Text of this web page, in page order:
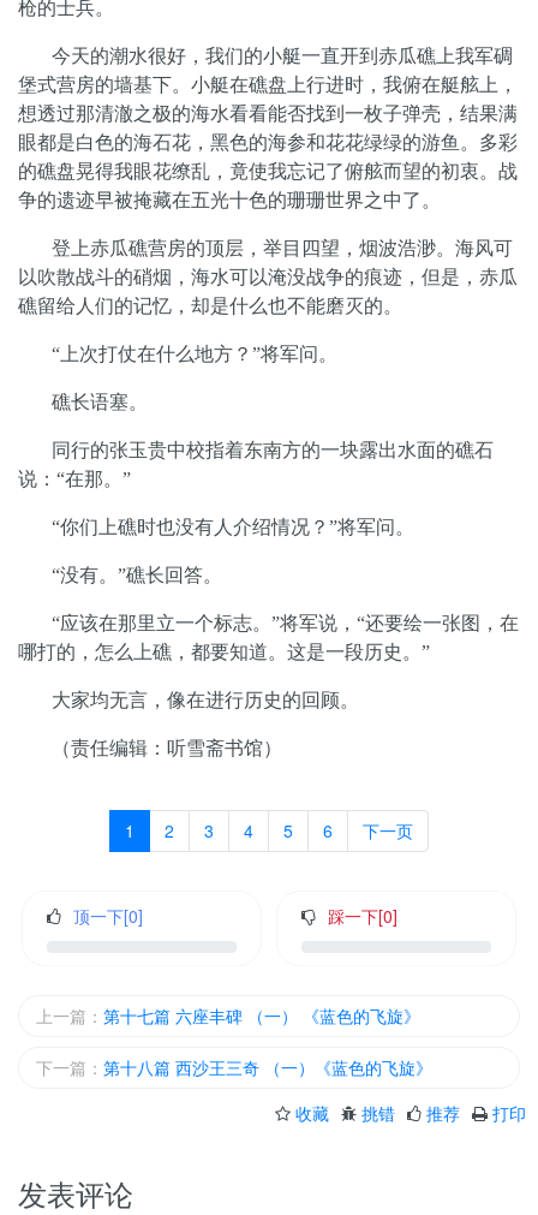
枪的士兵。
今天的潮水很好，我们的小艇一直开到赤瓜礁上我军碉
堡式营房的墙基下。小艇在礁盘上行进时，我俯在艇舷上，
想透过那清澈之极的海水看看能否找到一枚子弹壳，结果满
眼都是白色的海石花，黑色的海参和花花绿绿的游鱼。多彩
的礁盘晃得我眼花缭乱，竟使我忘记了俯舷而望的初衷。战
争的遗迹早被掩藏在五光十色的珊珊世界之中了。
登上赤瓜礁营房的顶层，举目四望，烟波浩渺。海风可
以吹散战斗的硝烟，海水可以淹没战争的痕迹，但是，赤瓜
礁留给人们的记忆，却是什么也不能磨灭的。
“ 上次打仗在什么地方？ ”将军问。
礁长语塞。
同行的张玉贵中校指着东南方的一块露出水面的礁石
说： “在那。 ”
“你们上礁时也没有人介绍情况？ ”将军问。
“没有。 ”礁长回答。
“应该在那里立一个标志。 ”将军说， “还要绘一张图，在
哪打的，怎么上礁，都要知道。这是一段历史。 ”
大家均无言，像在进行历史的回顾。
（责任编辑：听雪斋书馆）
1 2 3 4 5 6 下一页
顶一下[0] 踩一下[0]
上一篇： 第十七篇 六座丰碑 （一） 《蓝色的飞旋》
下一篇： 第十八篇 西沙王三奇 （一）《蓝色的飞旋》
收藏
挑错 推荐 打印
发表评论